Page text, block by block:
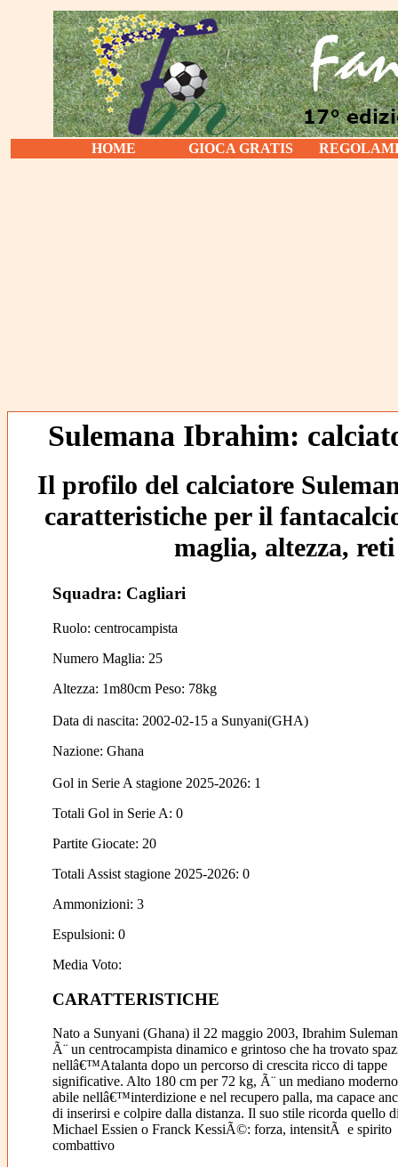
HOME GIOCA GRATIS
Sulemana Ibrahim:
Il profilo del calciatore
caratteristiche per il
maglia, altezza,
Squadra: Cagliari
Ruolo: centrocampista
Numero Maglia: 25
Altezza: 1m80cm Peso: 78kg
Data di nascita: 2002-02-15 a Sunyani(GHA)
Nazione: Ghana
Gol in Serie A stagione 2025-2026: 1
Totali Gol in Serie A: 0
Partite Giocate: 20
Totali Assist stagione 2025-2026: 0
Ammonizioni: 3
Espulsioni: 0
Media Voto:
CARATTERISTICHE
Nato a Sunyani (Ghana) il 22 maggio 2003, Ibrahim
Ã¨ un centrocampista dinamico e grintoso che ha trovato
nellâ€™Atalanta dopo un percorso di crescita ricco di tappe
significative. Alto 180 cm per 72 kg, Ã¨ un mediano
abile nellâ€™interdizione e nel recupero palla, ma capace
di inserirsi e colpire dalla distanza. Il suo stile ricorda quello
Michael Essien o Franck KessiÃ©: forza, intensitÃ e spirito
combattivo